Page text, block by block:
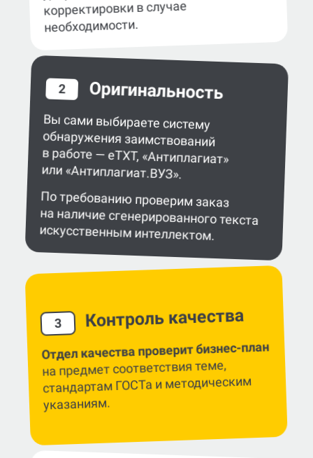
корректировки в случае
необходимости.
2 Оригинальность
Вы сами выбираете систему
обнаружения заимствований
в работе — eTXT, «Антиплагиат»
или «Антиплагиат.ВУЗ».
По требованию проверим заказ
на наличие сгенерированного текста
искусственным интеллектом.
3 Контроль качества
Отдел качества проверит бизнес-план
на предмет соответствия теме,
стандартам ГОСТа и методическим
указаниям.